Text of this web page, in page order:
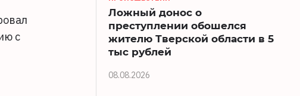
с
Ложный донос о
преступлении обошелся
жителю Тверской области в 5
тыс рублей
08.08.2026